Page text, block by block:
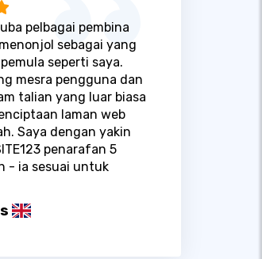
pelbagai pembina
sebagai yang
seperti saya.
mesra pengguna dan
talian yang luar biasa
laman web
Saya dengan yakin
penarafan 5
- ia sesuai untuk